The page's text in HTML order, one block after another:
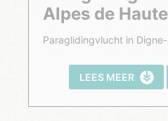
Alpes de
Paraglidingvlucht in
LEES MEER